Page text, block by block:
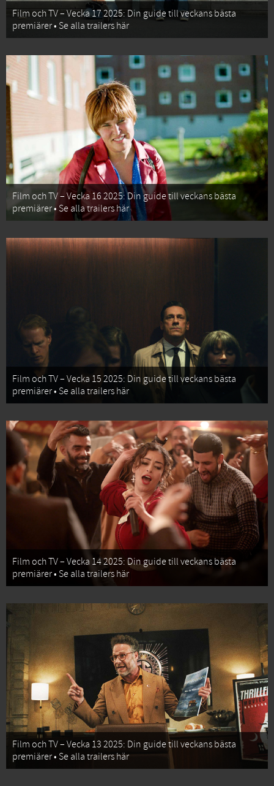
Film och TV – Vecka 17 2025: Din guide till veckans bästa
premiärer • Se alla trailers här
Film och TV – Vecka 16 2025: Din guide till veckans bästa
premiärer • Se alla trailers här
Film och TV – Vecka 15 2025: Din guide till veckans bästa
premiärer • Se alla trailers här
Film och TV – Vecka 14 2025: Din guide till veckans bästa
premiärer • Se alla trailers här
Film och TV – Vecka 13 2025: Din guide till veckans bästa
premiärer • Se alla trailers här